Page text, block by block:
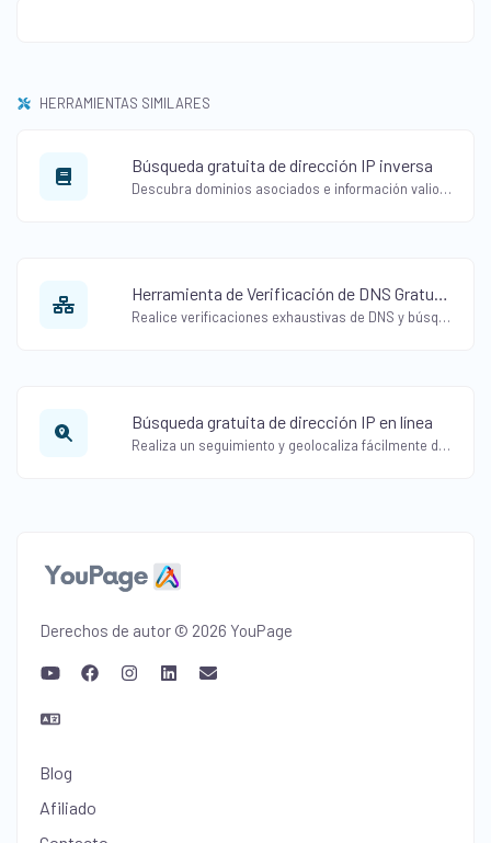
HERRAMIENTAS SIMILARES
Búsqueda gratuita de dirección IP inversa
Descubra dominios asociados e información valiosa con nuestra herramienta gratuita de búsqueda de direcciones IP inversas. Descubra conexiones ocultas sin esfuerzo.
Herramienta de Verificación de DNS Gratuita para Buscar Sitios Web
Realice verificaciones exhaustivas de DNS y búsquedas de dominios al instante. Obtenga resultados precisos de forma gratuita con nuestra Herramienta de Verificación de DNS y Búsqueda de Sitios Web.
Búsqueda gratuita de dirección IP en línea
Realiza un seguimiento y geolocaliza fácilmente direcciones IP utilizando nuestra herramienta gratuita de búsqueda de direcciones IP en línea. Obtén información detallada con nuestro rastreador de IP.
Derechos de autor © 2026 YouPage
Blog
Afiliado